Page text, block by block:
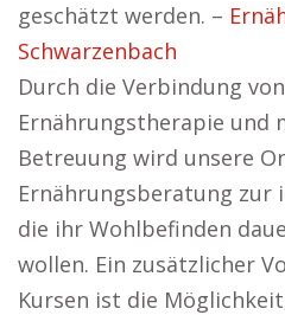
geschätzt werden. –
Schwarzenbach
Durch die Verbindung
Ernährungstherapie und
Betreuung wird unsere
Ernährungsberatung zur
die ihr Wohlbefinden
wollen. Ein zusätzlicher
Kursen ist die